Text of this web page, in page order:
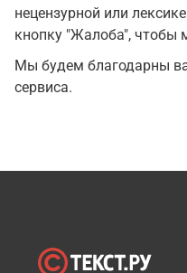
нецензурной или
кнопку "Жалоба", чтобы
Мы будем благодарны
сервиса.